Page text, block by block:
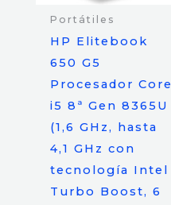
Portátiles
HP Elitebook
650 G5
Procesador Core
i5 8ª Gen 8365U
(1,6 GHz, hasta
4,1 GHz con
tecnología Intel
Turbo Boost, 6